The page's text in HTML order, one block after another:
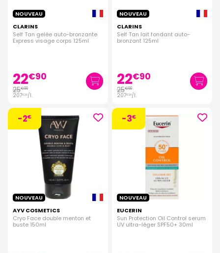
NOUVEAU
CLARINS
Self Tan gelée auto-bronzante
Express visage corps 125ml
22€90
25€90
207€20/l.
NOUVEAU
CLARINS
Self Tan lait fondant auto-
bronzant 125ml
22€90
25€90
207€20/l.
-2€
NOUVEAU
AYV COSMETICS
Cryo Face double menton et
buste 150ml
-3€
NOUVEAU
EUCERIN
Sun Protection Oil Control serum
UV ultra-léger SPF50+ 30ml